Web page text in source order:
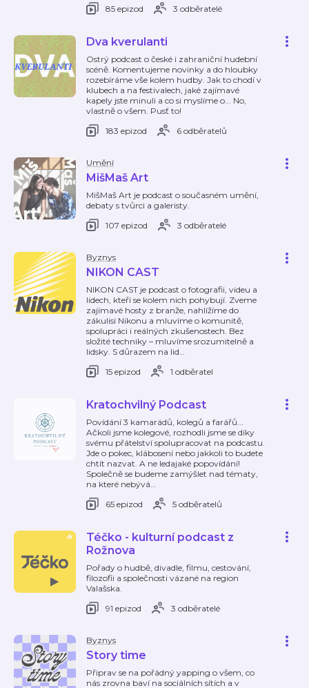
85 epizod
3 odběratelé
Dva kverulanti
Ostrý podcast o české i zahraniční hudební
scéně. Komentujeme novinky a do hloubky
rozebíráme vše kolem hudby. Jak to chodí v
klubech a na festivalech, jaké zajímavé
kapely jste minuli a co si myslíme o... No,
vlastně o všem. Pusť to!
183 epizod
6 odběratelů
Umění
MišMaš Art
MišMaš Art je podcast o současném umění,
debaty s tvůrci a galeristy.
107 epizod
3 odběratelé
Byznys
NIKON CAST
NIKON CAST je podcast o fotografii, videu a
lidech, kteří se kolem nich pohybují. Zveme
zajímavé hosty z branže, nahlížíme do
zákulisí Nikonu a mluvíme o komunitě,
spolupráci i reálných zkušenostech. Bez
složité techniky – mluvíme srozumitelně a
lidsky. S důrazem na lid…
15 epizod
1 odběratel
Kratochvilný Podcast
Povídání 3 kamarádů, kolegů a farářů...
Ačkoli jsme kolegové, rozhodli jsme se díky
svému přátelství spolupracovat na podcastu.
Jde o pokec, klábosení nebo jakkoli to budete
chtít nazvat. A ne ledajaké popovídání!
Společně se budeme zamýšlet nad tématy,
na které nebývá…
65 epizod
5 odběratelů
Téčko - kulturní podcast z
Rožnova
Pořady o hudbě, divadle, filmu, cestování,
filozofii a společnosti vázané na region
Valašska.
91 epizod
3 odběratelé
Byznys
Story time
Připrav se na pořádný yapping o všem, co
nás zrovna baví na sociálních sítích a v